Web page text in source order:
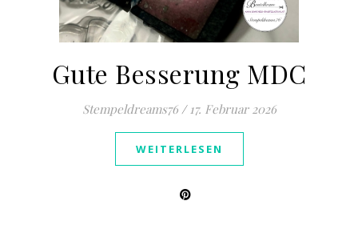
Gute Besserung MDC
Stempeldreams76 / 17. Februar 2026
WEITERLESEN